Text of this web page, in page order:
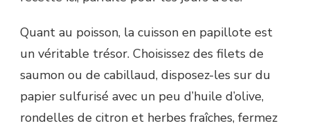
Quant au poisson, la cuisson en papillote est
un véritable trésor. Choisissez des filets de
saumon ou de cabillaud, disposez-les sur du
papier sulfurisé avec un peu d’huile d’olive,
rondelles de citron et herbes fraîches, fermez